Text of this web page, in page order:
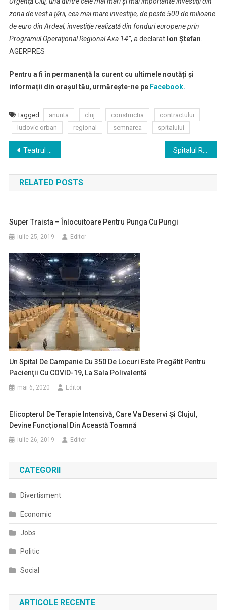
zona de vest a ţării, cea mai mare investiţie, de peste 500 de milioane
de euro din Ardeal, investiţie realizată din fonduri europene prin
Programul Operaţional Regional Axa 14”, a declaratIon Ştefan
AGERPRES
Pentru a fi în permanență la curent cu ultimele noutăți și
informații din orașul tău, urmărește-ne peFacebook.
Tagged anunta cluj constructia
contractului
ludovic orban
regional semnarea spitalului
Navigare
în
articole
Teatrul Național din Cluj-Napoca continuă difuzarea de spectacole online în luna aprilie
RELATED POSTS
Super Traista – Înlocuitoare Pentru Punga Cu Pungi
iulie 25, 2019 Editor
Un Spital De Campanie Cu 350 De Locuri Este Pregătit Pentru
Pacienţii Cu COVID-19, La Sala Polivalentă
mai 6, 2020 Editor
Elicopterul De Terapie Intensivă, Care Va Deservi Și Clujul,
Devine Funcțional Din Această Toamnă
iulie 26, 2019 Editor
CATEGORII
Divertisment
Economic
Jobs
Politic
Social
ARTICOLE RECENTE